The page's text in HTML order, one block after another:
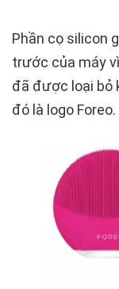
Phần cọ silicon
trước của máy
đã được loại bỏ
đó là logo Foreo.